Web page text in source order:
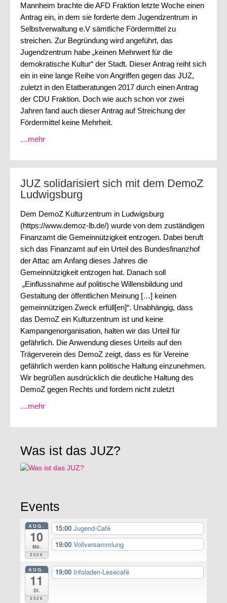
Mannheim brachte die AFD Fraktion letzte Woche einen
Antrag ein, in dem sie forderte dem Jugendzentrum in
Selbstverwaltung e.V sämtliche Fördermittel zu
streichen. Zur Begründung wird angeführt, das
Jugendzentrum habe „keinen Mehrwert für die
demokratische Kultur“ der Stadt. Dieser Antrag reiht sich
ein in eine lange Reihe von Angriffen gegen das JUZ,
zuletzt in den Etatberatungen 2017 durch einen Antrag
der CDU Fraktion. Doch wie auch schon vor zwei
Jahren fand auch dieser Antrag auf Streichung der
Fördermittel keine Mehrheit.
…mehr
JUZ solidarisiert sich mit dem DemoZ
Ludwigsburg
Dem DemoZ Kulturzentrum in Ludwigsburg
(https://www.demoz-lb.de/) wurde von dem zuständigen
Finanzamt die Gemeinnützigkeit entzogen. Dabei beruft
sich das Finanzamt auf ein Urteil des Bundesfinanzhof
der Attac am Anfang dieses Jahres die
Gemeinnützigkeit entzogen hat. Danach soll
„Einflussnahme auf politische Willensbildung und
Gestaltung der öffentlichen Meinung […] keinen
gemeinnützigen Zweck erfüll[en]“. Unabhängig, dass
das DemoZ ein Kulturzentrum ist und keine
Kampangenorganisation, halten wir das Urteil für
gefährlich. Die Anwendung dieses Urteils auf den
Trägerverein des DemoZ zeigt, dass es für Vereine
gefährlich werden kann politische Haltung einzunehmen.
Wir begrüßen ausdrücklich die deutliche Haltung des
DemoZ gegen Rechts und fordern nicht zuletzt
…mehr
Was ist das JUZ?
Events
AUG.
10
Mo.
2026
15:00 Jugend-Café
19:00 Vollversammlung
AUG.
11
Di.
2026
19:00 Infoladen-Lesecafé